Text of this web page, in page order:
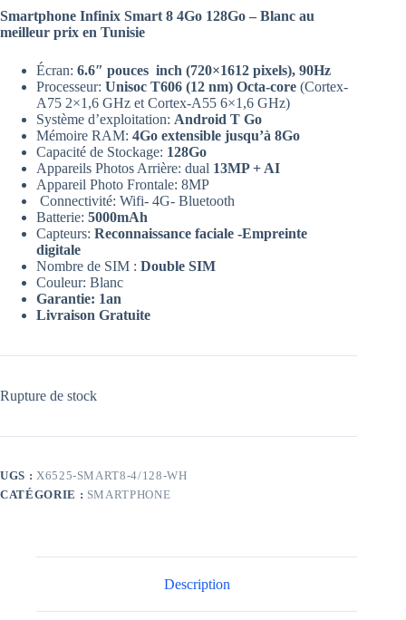
Smartphone Infinix Smart 8 4Go 128Go – Blanc au
meilleur prix en Tunisie
Écran: 6.6″ pouces inch (720×1612 pixels), 90Hz
Processeur: Unisoc T606 (12 nm) Octa-core (Cortex-
A75 2×1,6 GHz et Cortex-A55 6×1,6 GHz)
Système d’exploitation: Android T Go
Mémoire RAM: 4Go extensible jusqu’à 8Go
Capacité de Stockage: 128Go
Appareils Photos Arrière: dual 13MP + AI
Appareil Photo Frontale: 8MP
Connectivité: Wifi- 4G- Bluetooth
Batterie: 5000mAh
Capteurs: Reconnaissance faciale -Empreinte
digitale
Nombre de SIM : Double SIM
Couleur: Blanc
Garantie: 1an
Livraison Gratuite
Rupture de stock
UGS : X6525-SMART8-4/128-WH
CATÉGORIE : SMARTPHONE
Description